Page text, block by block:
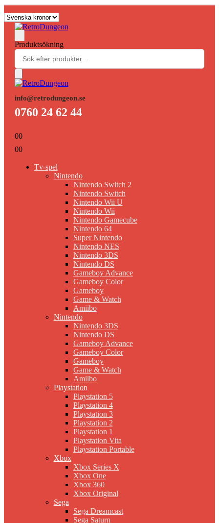
Produktsökning
info@retrodungeon.se
0760 24 62 44
00
00
Tv-spel
Nintendo
Nintendo Switch 2
Nintendo Switch
Nintendo Wii U
Nintendo Wii
Nintendo Gamecube
Nintendo 64
Super Nintendo
Nintendo NES
Nintendo 3DS
Nintendo DS
Gameboy Advance
Gameboy Color
Gameboy
Game & Watch
Amiibo
Nintendo
Nintendo 3DS
Nintendo DS
Gameboy Advance
Gameboy Color
Gameboy
Game & Watch
Amiibo
Playstation
Playstation 5
Playstation 4
Playstation 3
Playstation 2
Playstation 1
Playstation Vita
Playstation Portable
Xbox
Xbox Series X
Xbox One
Xbox 360
Xbox Original
Sega
Sega Dreamcast
Sega Saturn